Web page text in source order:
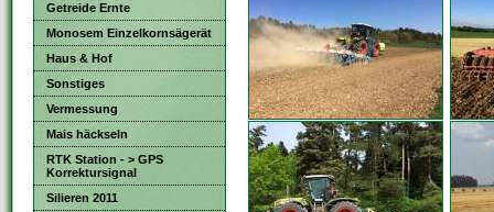
Getreide Ernte
Monosem Einzelkornsägerät
Haus & Hof
Sonstiges
Vermessung
Mais häckseln
RTK Station - > GPS
Korrektursignal
Silieren 2011